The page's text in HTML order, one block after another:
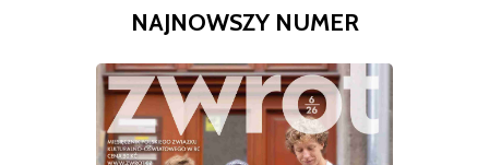
NAJNOWSZY NUMER